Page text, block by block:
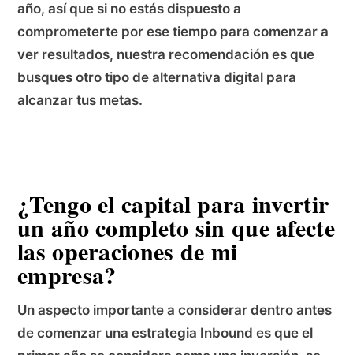
año, así que si no estás dispuesto a
comprometerte por ese tiempo para comenzar a
ver resultados, nuestra recomendación es que
busques otro tipo de alternativa digital para
alcanzar tus metas.
¿Tengo el capital para invertir
un año completo sin que afecte
las operaciones de mi
empresa?
Un aspecto importante a considerar dentro antes
de comenzar una estrategia Inbound es que el